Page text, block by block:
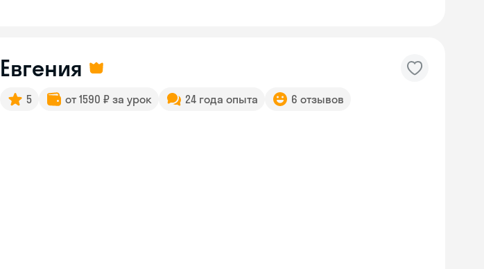
Евгения
5 от 1590 ₽ за урок 24 года опыта 6 отзывов